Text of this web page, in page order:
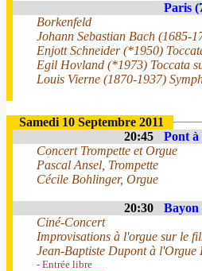
Paris
Borkenfeld
Johann Sebastian Bach (1685-
Enjott Schneider (*1950)
Egil Hovland (*1973) Toccata
Louis Vierne (1870-1937)
Samedi 10 Septembre 2011
20:45
Pont à
Concert Trompette et Orgue
Pascal Ansel, Trompette
Cécile Bohlinger, Orgue
20:30 Bayon
Ciné-Concert
Improvisations à l'orgue sur le
Jean-Baptiste Dupont à l'Orgue
- Entrée libre